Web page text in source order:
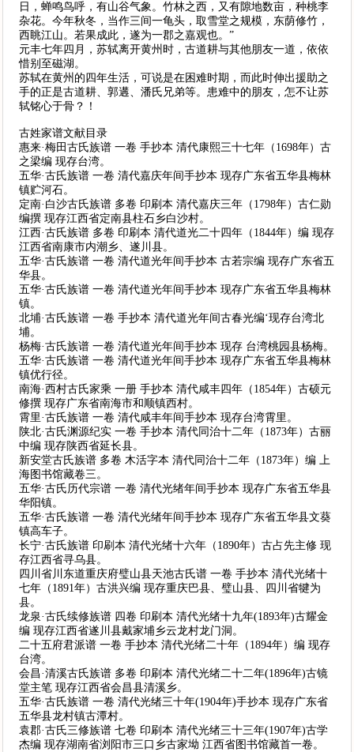
日，蝉鸣鸟呼，有山谷气象。竹林之西，又有隙地数亩，种桃李
杂花。今年秋冬，当作三间一龟头，取雪堂之规模，东荫修竹，
西眺江山。若果成此，遂为一郡之嘉观也。”
元丰七年四月，苏轼离开黄州时，古道耕与其他朋友一道，依依
惜别至磁湖。
苏轼在黄州的四年生活，可说是在困难时期，而此时伸出援助之
手的正是古道耕、郭遘、潘氏兄弟等。患难中的朋友，怎不让苏
轼铭心于骨？！
古姓家谱文献目录
惠来·梅田古氏族谱 一卷 手抄本 清代康熙三十七年（1698年）古
之梁编 现存台湾。
五华·古氏族谱 一卷 清代嘉庆年间手抄本 现存广东省五华县梅林
镇贮河石。
定南·白沙古氏族谱 多卷 印刷本 清代嘉庆三年（1798年）古仁勋
编撰 现存江西省定南县柱石乡白沙村。
江西·古氏族谱 多卷 印刷本 清代道光二十四年（1844年）编 现存
江西省南康市内潮乡、遂川县。
五华·古氏族谱 一卷 清代道光年间手抄本 古若宗编 现存广东省五
华县。
五华·古氏族谱 一卷 清代道光年间手抄本 现存广东省五华县梅林
镇。
北埔·古氏族谱 一卷 手抄本 清代道光年间古春光编‘现存台湾北
埔。
杨梅·古氏族谱 一卷 清代道光年间手抄本 现存 台湾桃园县杨梅。
五华·古氏族谱 一卷 清代道光年间手抄本 现存广东省五华县梅林
镇优行径。
南海·西村古氏家乘 一册 手抄本 清代咸丰四年（1854年）古硕元
修撰 现存广东省南海市和顺镇西村。
霄里·古氏族谱 一卷 清代咸丰年间手抄本 现存台湾霄里。
陕北·古氏渊源纪实 一卷 手抄本 清代同治十二年（1873年）古丽
中编 现存陕西省延长县。
新安堂古氏族谱 多卷 木活字本 清代同治十二年（1873年）编 上
海图书馆藏卷三。
五华·古氏历代宗谱 一卷 清代光绪年间手抄本 现存广东省五华县
华阳镇。
五华·古氏族谱 一卷 清代光绪年间手抄本 现存广东省五华县文葵
镇高车子。
长宁·古氏族谱 印刷本 清代光绪十六年（1890年）古占先主修 现
存江西省寻乌县。
四川省川东道重庆府璧山县天池古氏谱 一卷 手抄本 清代光绪十
七年（1891年）古洪兴编 现存重庆巴县、璧山县、四川省犍为
县。
龙泉·古氏续修族谱 四卷 印刷本 清代光绪十九年(1893年)古耀金
编 现存江西省遂川县戴家埔乡云龙村龙门洞。
二十五府君派谱 一卷 手抄本 清代光绪二十年（1894年）编 现存
台湾。
会昌·清溪古氏族谱 多卷 印刷本 清代光绪二十二年(1896年)古镜
堂主笔 现存江西省会昌县清溪乡。
五华·古氏族谱 一卷 清代光绪三十年(1904年)手抄本 现存广东省
五华县龙村镇古潭村。
袁郡·古氏三修族谱 七卷 印刷本 清代光绪三十三年(1907年)古学
杰编 现存湖南省浏阳市三口乡古家坳 江西省图书馆藏首一卷。